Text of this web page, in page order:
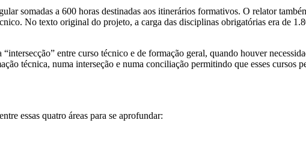
somadas a 600 horas destinadas aos itinerários formativos. O relator
No texto original do projeto, a carga das disciplinas obrigatórias era de
entre curso técnico e de formação geral, quando houver
técnica, numa interseção e numa conciliação permitindo que esses cursos
essas quatro áreas para se aprofundar: